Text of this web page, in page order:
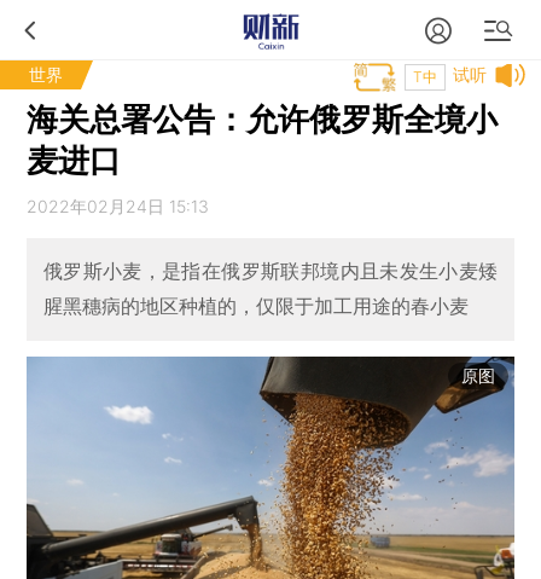
世界 试听
T中
海关总署公告：允许俄罗斯全境小
麦进口
2022年02月24日 15:13
俄罗斯小麦，是指在俄罗斯联邦境内且未发生小麦矮
腥黑穗病的地区种植的，仅限于加工用途的春小麦
原图